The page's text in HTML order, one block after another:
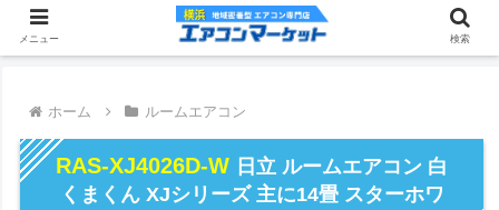
ホーム ルームエアコン
RAS-XJ4026D-W 日立 ルームエアコン 白
くまくん XJシリーズ 主に14畳 スターホワ
メニュー 検索